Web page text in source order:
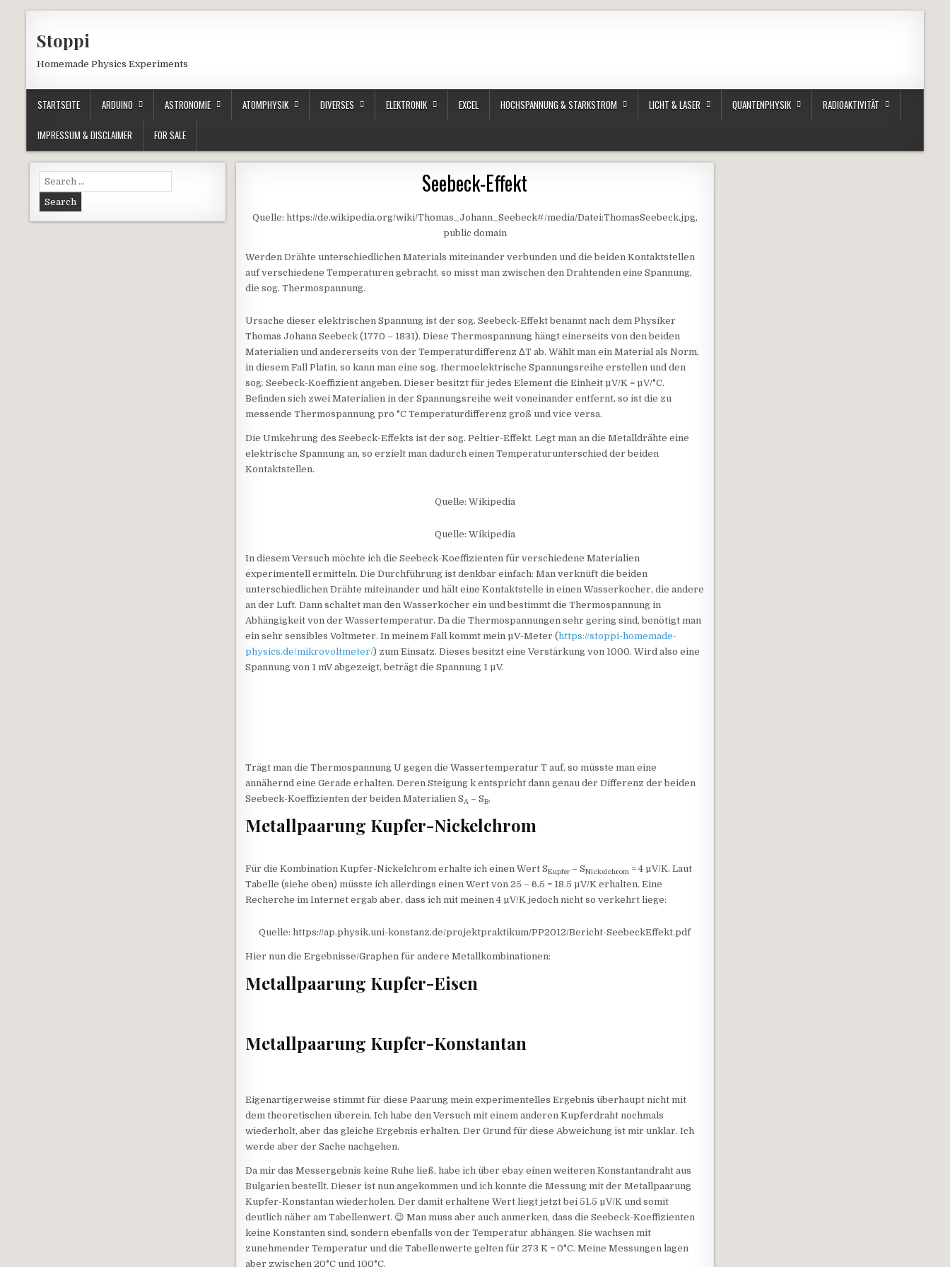
Stoppi
Homemade Physics Experiments
STARTSEITE ARDUINO ASTRONOMIE ATOMPHYSIK DIVERSES ELEKTRONIK EXCEL HOCHSPANNUNG & STARKSTROM LICHT & LASER QUANTENPHYSIK RADIOAKTIVITÄT
IMPRESSUM & DISCLAIMER FOR SALE
Seebeck-Effekt
Quelle: https://de.wikipedia.org/wiki/Thomas_Johann_Seebeck#/media/Datei:ThomasSeebeck.jpg,
public domain
Werden Drähte unterschiedlichen Materials miteinander verbunden und die beiden Kontaktstellen
auf verschiedene Temperaturen gebracht, so misst man zwischen den Drahtenden eine Spannung,
die sog. Thermospannung.
Ursache dieser elektrischen Spannung ist der sog. Seebeck-Effekt benannt nach dem Physiker
Thomas Johann Seebeck (1770 – 1831). Diese Thermospannung hängt einerseits von den beiden
Materialien und andererseits von der Temperaturdifferenz ΔT ab. Wählt man ein Material als Norm,
in diesem Fall Platin, so kann man eine sog. thermoelektrische Spannungsreihe erstellen und den
sog. Seebeck-Koeffizient angeben. Dieser besitzt für jedes Element die Einheit µV/K = µV/°C.
Befinden sich zwei Materialien in der Spannungsreihe weit voneinander entfernt, so ist die zu
messende Thermospannung pro °C Temperaturdifferenz groß und vice versa.
Die Umkehrung des Seebeck-Effekts ist der sog. Peltier-Effekt. Legt man an die Metalldrähte eine
elektrische Spannung an, so erzielt man dadurch einen Temperaturunterschied der beiden
Kontaktstellen.
Quelle: Wikipedia
Quelle: Wikipedia
In diesem Versuch möchte ich die Seebeck-Koeffizienten für verschiedene Materialien
experimentell ermitteln. Die Durchführung ist denkbar einfach: Man verknüft die beiden
unterschiedlichen Drähte miteinander und hält eine Kontaktstelle in einen Wasserkocher, die andere
an der Luft. Dann schaltet man den Wasserkocher ein und bestimmt die Thermospannung in
Abhängigkeit von der Wassertemperatur. Da die Thermospannungen sehr gering sind, benötigt man
ein sehr sensibles Voltmeter. In meinem Fall kommt mein µV-Meter (https://stoppi-homemade-
physics.de/mikrovoltmeter/) zum Einsatz. Dieses besitzt eine Verstärkung von 1000. Wird also eine
Spannung von 1 mV abgezeigt, beträgt die Spannung 1 µV.
Trägt man die Thermospannung U gegen die Wassertemperatur T auf, so müsste man eine
annähernd eine Gerade erhalten. Deren Steigung k entspricht dann genau der Differenz der beiden
Seebeck-Koeffizienten der beiden Materialien SA – SB.
Metallpaarung Kupfer-Nickelchrom
Für die Kombination Kupfer-Nickelchrom erhalte ich einen Wert SKupfer – SNickelchrom = 4 µV/K. Laut
Tabelle (siehe oben) müsste ich allerdings einen Wert von 25 – 6.5 = 18.5 µV/K erhalten. Eine
Recherche im Internet ergab aber, dass ich mit meinen 4 µV/K jedoch nicht so verkehrt liege:
Quelle: https://ap.physik.uni-konstanz.de/projektpraktikum/PP2012/Bericht-SeebeckEffekt.pdf
Hier nun die Ergebnisse/Graphen für andere Metallkombinationen:
Metallpaarung Kupfer-Eisen
Metallpaarung Kupfer-Konstantan
Eigenartigerweise stimmt für diese Paarung mein experimentelles Ergebnis überhaupt nicht mit
dem theoretischen überein. Ich habe den Versuch mit einem anderen Kupferdraht nochmals
wiederholt, aber das gleiche Ergebnis erhalten. Der Grund für diese Abweichung ist mir unklar. Ich
werde aber der Sache nachgehen.
Da mir das Messergebnis keine Ruhe ließ, habe ich über ebay einen weiteren Konstantandraht aus
Bulgarien bestellt. Dieser ist nun angekommen und ich konnte die Messung mit der Metallpaarung
Kupfer-Konstantan wiederholen. Der damit erhaltene Wert liegt jetzt bei 51.5 µV/K und somit
deutlich näher am Tabellenwert. 😉 Man muss aber auch anmerken, dass die Seebeck-Koeffizienten
keine Konstanten sind, sondern ebenfalls von der Temperatur abhängen. Sie wachsen mit
zunehmender Temperatur und die Tabellenwerte gelten für 273 K = 0°C. Meine Messungen lagen
aber zwischen 20°C und 100°C.
Search for: